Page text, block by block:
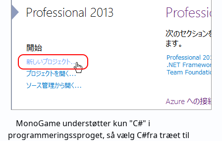
MonoGame understøtter kun "C#" i
programmeringssproget, så vælg C#fra træet til